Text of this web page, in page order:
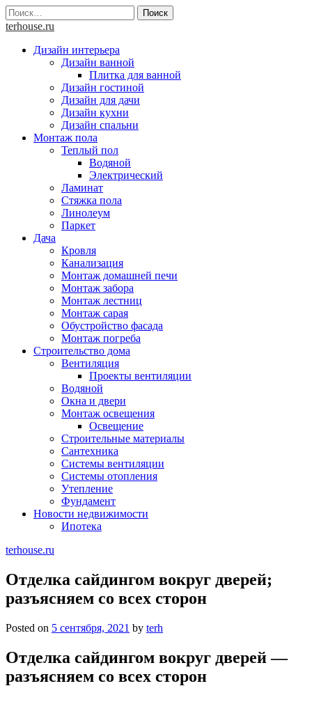
Skip
to
Найти:
terhouse.ru
Дизайн интерьера
Дизайн ванной
Плитка для ванной
Дизайн гостиной
Дизайн для дачи
Дизайн кухни
Дизайн спальни
Монтаж пола
Теплый пол
Водяной
Электрический
Ламинат
Стяжка пола
Линолеум
Паркет
Дача
Кровля
Канализация
Монтаж домашней печи
Монтаж забора
Монтаж лестниц
Монтаж сарая
Обустройство фасада
Монтаж погреба
Строительство дома
Вентиляция
Проекты вентиляции
Водяной
Окна и двери
Монтаж освещения
Освещение
Строительные материалы
Сантехника
Системы вентиляции
Системы отопления
Утепление
Фундамент
Новости недвижимости
Ипотека
terhouse.ru
Отделка сайдингом вокруг дверей;
разъясняем со всех сторон
Posted on 5 сентября, 2021 by terh
Отделка сайдингом вокруг дверей —
разъясняем со всех сторон